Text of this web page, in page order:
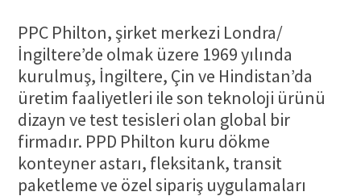
Industrial Packaging
Services
Flexitank Inspection
Emergency Cross-pumping
Installation services
Dry Bulk Emergency Response
PPC Philton, şirket merkezi Londra/
İngiltere’de olmak üzere 1969 yılında
kurulmuş, İngiltere, Çin ve Hindistan’da
üretim faaliyetleri ile son teknoloji ürünü
dizayn ve test tesisleri olan global bir
firmadır. PPD Philton kuru dökme
konteyner astarı, fleksitank, transit
paketleme ve özel sipariş uygulamaları